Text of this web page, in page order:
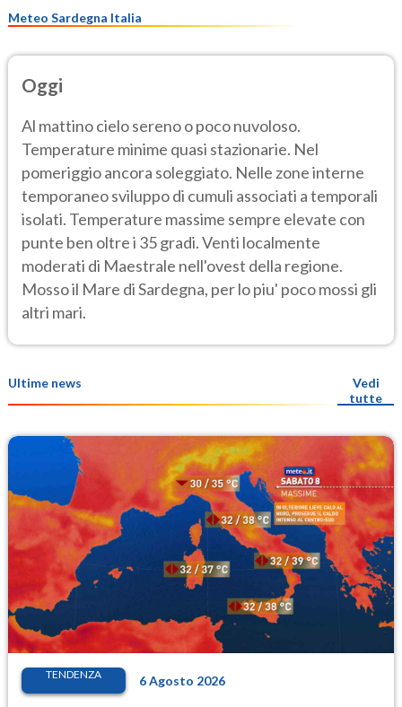
Meteo Sardegna Italia
Oggi
Al mattino cielo sereno o poco nuvoloso.
Temperature minime quasi stazionarie. Nel
pomeriggio ancora soleggiato. Nelle zone interne
temporaneo sviluppo di cumuli associati a temporali
isolati. Temperature massime sempre elevate con
punte ben oltre i 35 gradi. Venti localmente
moderati di Maestrale nell'ovest della regione.
Mosso il Mare di Sardegna, per lo piu' poco mossi gli
altri mari.
Ultime news
Vedi
tutte
TENDENZA 6 Agosto 2026